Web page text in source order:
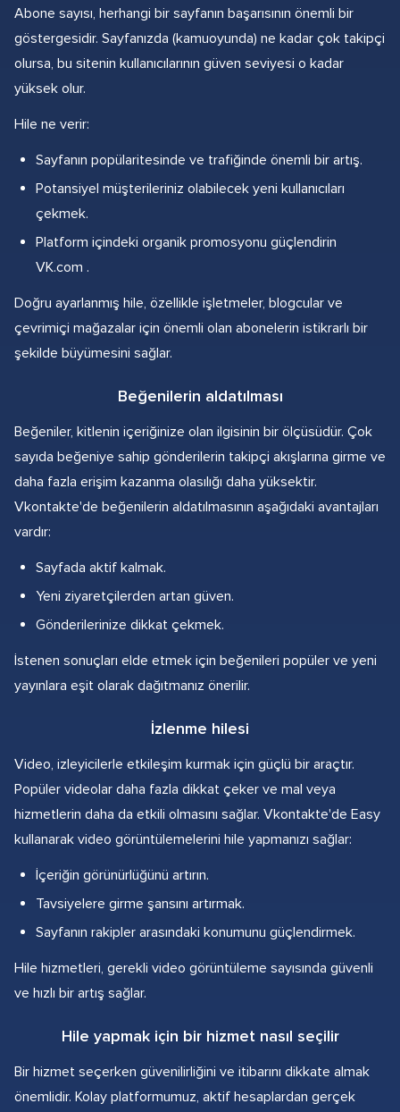
Abone sayısı, herhangi bir sayfanın başarısının önemli bir
göstergesidir. Sayfanızda (kamuoyunda) ne kadar çok takipçi
olursa, bu sitenin kullanıcılarının güven seviyesi o kadar
yüksek olur.
Hile ne verir:
Sayfanın popülaritesinde ve trafiğinde önemli bir artış.
Potansiyel müşterileriniz olabilecek yeni kullanıcıları
çekmek.
Platform içindeki organik promosyonu güçlendirin
VK.com .
Doğru ayarlanmış hile, özellikle işletmeler, blogcular ve
çevrimiçi mağazalar için önemli olan abonelerin istikrarlı bir
şekilde büyümesini sağlar.
Beğenilerin aldatılması
Beğeniler, kitlenin içeriğinize olan ilgisinin bir ölçüsüdür. Çok
sayıda beğeniye sahip gönderilerin takipçi akışlarına girme ve
daha fazla erişim kazanma olasılığı daha yüksektir.
Vkontakte'de beğenilerin aldatılmasının aşağıdaki avantajları
vardır:
Sayfada aktif kalmak.
Yeni ziyaretçilerden artan güven.
Gönderilerinize dikkat çekmek.
İstenen sonuçları elde etmek için beğenileri popüler ve yeni
yayınlara eşit olarak dağıtmanız önerilir.
İzlenme hilesi
Video, izleyicilerle etkileşim kurmak için güçlü bir araçtır.
Popüler videolar daha fazla dikkat çeker ve mal veya
hizmetlerin daha da etkili olmasını sağlar. Vkontakte'de Easy
kullanarak video görüntülemelerini hile yapmanızı sağlar:
İçeriğin görünürlüğünü artırın.
Tavsiyelere girme şansını artırmak.
Sayfanın rakipler arasındaki konumunu güçlendirmek.
Hile hizmetleri, gerekli video görüntüleme sayısında güvenli
ve hızlı bir artış sağlar.
Hile yapmak için bir hizmet nasıl seçilir
Bir hizmet seçerken güvenilirliğini ve itibarını dikkate almak
önemlidir. Kolay platformumuz, aktif hesaplardan gerçek